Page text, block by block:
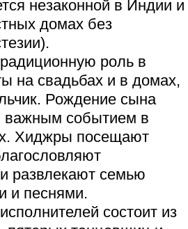
незаконной в Индии и
домах без
роль в
на свадьбах и в домах,
Рождение сына
важным событием в
Хиджры посещают
развлекают семью
и песнями.
состоит из